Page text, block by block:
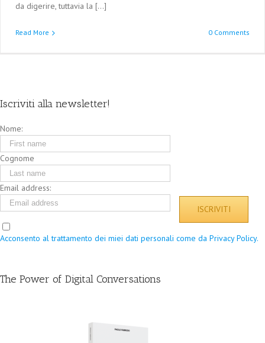
da digerire, tuttavia la [...]
Read More 0 Comments
Iscriviti alla newsletter!
Nome:
Cognome
Email address:
Acconsento al trattamento dei miei dati personali come da Privacy Policy.
The Power of Digital Conversations